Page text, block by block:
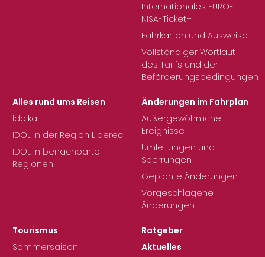
Internationales EURO-
NISA-Ticket+
Fahrkarten und Ausweise
Vollständiger Wortlaut
des Tarifs und der
Beförderungsbedingungen
Alles rund ums Reisen
Idolka
IDOL in der Region Liberec
IDOL in benachbarte
Regionen
Änderungen im Fahrplan
Außergewöhnliche
Ereignisse
Umleitungen und
Sperrungen
Geplante Änderungen
Vorgeschlagene
Änderungen
Tourismus
Sommersaison
Ratgeber
Aktuelles